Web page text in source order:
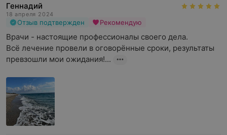
Геннадий
18 апреля 2024
Отзыв подтвержден Рекомендую
Врачи - настоящие профессионалы своего дела.
Всё лечение провели в оговорённые сроки, результаты
превзошли мои ожидания!...